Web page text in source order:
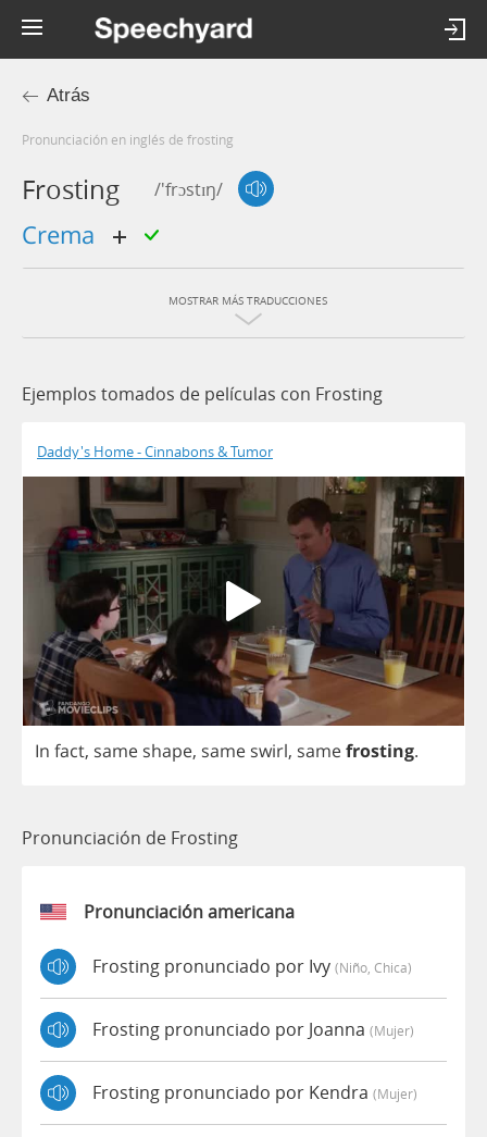
Atrás
Pronunciación en inglés de frosting
Frosting /'frɔstɪŋ/
crema
MOSTRAR MÁS TRADUCCIONES
Ejemplos tomados de películas con Frosting
Daddy's Home - Cinnabons & Tumor
In fact, same shape, same swirl, samefrosting.
Pronunciación de Frosting
Pronunciación americana
Frosting pronunciado por Ivy (niño, Chica)
Frosting pronunciado por Joanna (mujer)
Frosting pronunciado por Kendra (mujer)